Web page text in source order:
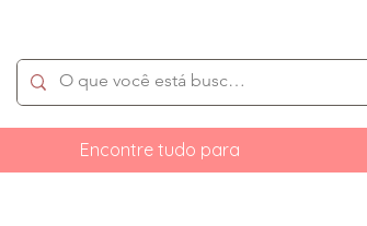
Encontre tudo para